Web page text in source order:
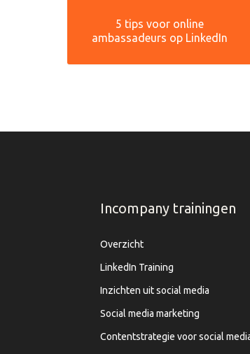
5 tips voor online
ambassadeurs op LinkedIn
Incompany trainingen
Overzicht
LinkedIn Training
Inzichten uit social media
Social media marketing
Contentstrategie voor social